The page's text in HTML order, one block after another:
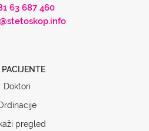
63 687 460
PACIJENTE
Doktori
pregled